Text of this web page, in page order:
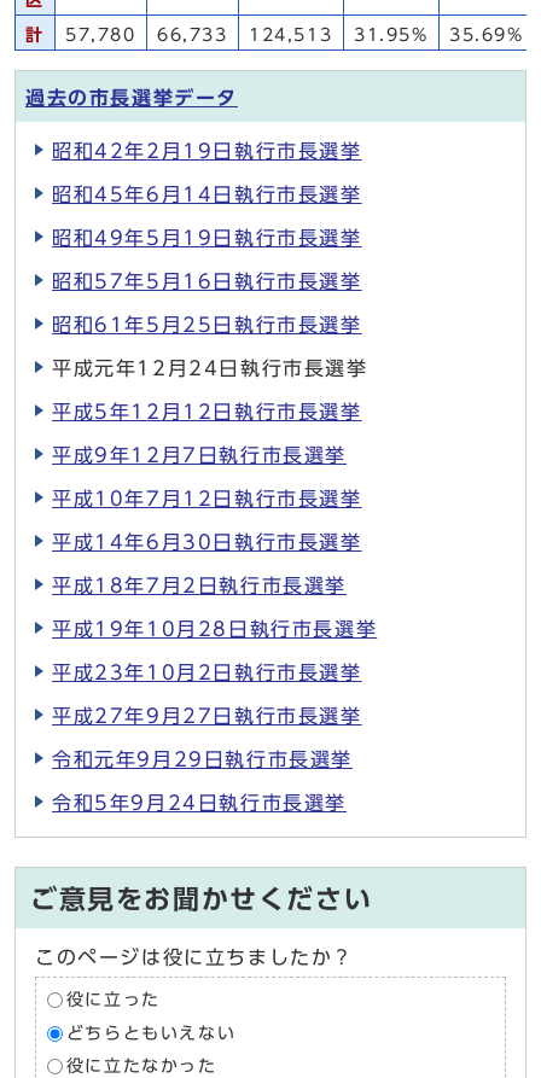
計 57,780 66,733 124,513 31.95% 35.69%
過去の市長選挙データ
昭和42年2月19日執行市長選挙
昭和45年6月14日執行市長選挙
昭和49年5月19日執行市長選挙
昭和57年5月16日執行市長選挙
昭和61年5月25日執行市長選挙
平成元年12月24日執行市長選挙
平成5年12月12日執行市長選挙
平成9年12月7日執行市長選挙
平成10年7月12日執行市長選挙
平成14年6月30日執行市長選挙
平成18年7月2日執行市長選挙
平成19年10月28日執行市長選挙
平成23年10月2日執行市長選挙
平成27年9月27日執行市長選挙
令和元年9月29日執行市長選挙
令和5年9月24日執行市長選挙
ご意見をお聞かせください
このページは役に立ちましたか？
役に立った
どちらともいえない
役に立たなかった